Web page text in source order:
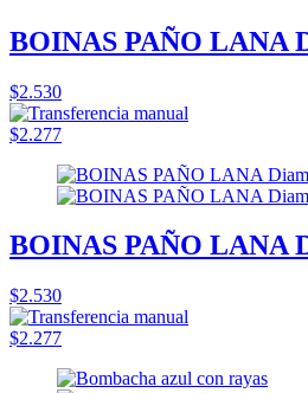
BOINAS PAÑO LANA
$2.530
$2.277
BOINAS PAÑO LANA
$2.530
$2.277